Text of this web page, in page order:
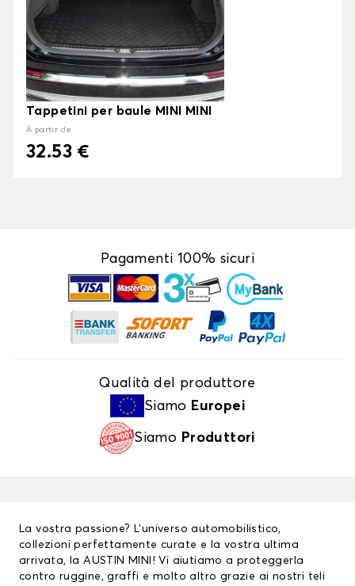
Tappetini per baule MINI MINI
À partir de
32.53 €
Pagamenti 100% sicuri
Qualità del produttore
Siamo Europei
Siamo Produttori
La vostra passione? L’universo automobilistico,
collezioni perfettamente curate e la vostra ultima
arrivata, la AUSTIN MINI! Vi aiutiamo a proteggerla
contro ruggine, graffi e molto altro grazie ai nostri teli